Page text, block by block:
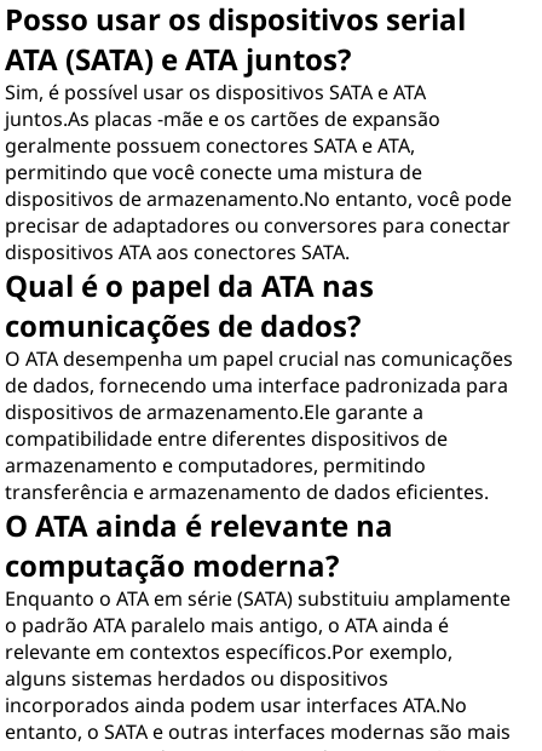
Posso usar os dispositivos serial
ATA (SATA) e ATA juntos?
Sim, é possível usar os dispositivos SATA e ATA
juntos.As placas -mãe e os cartões de expansão
geralmente possuem conectores SATA e ATA,
permitindo que você conecte uma mistura de
dispositivos de armazenamento.No entanto, você pode
precisar de adaptadores ou conversores para conectar
dispositivos ATA aos conectores SATA.
Qual é o papel da ATA nas
comunicações de dados?
O ATA desempenha um papel crucial nas comunicações
de dados, fornecendo uma interface padronizada para
dispositivos de armazenamento.Ele garante a
compatibilidade entre diferentes dispositivos de
armazenamento e computadores, permitindo
transferência e armazenamento de dados eficientes.
O ATA ainda é relevante na
computação moderna?
Enquanto o ATA em série (SATA) substituiu amplamente
o padrão ATA paralelo mais antigo, o ATA ainda é
relevante em contextos específicos.Por exemplo,
alguns sistemas herdados ou dispositivos
incorporados ainda podem usar interfaces ATA.No
entanto, o SATA e outras interfaces modernas são mais